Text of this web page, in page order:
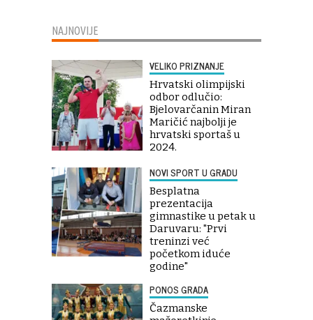
NAJNOVIJE
VELIKO PRIZNANJE
Hrvatski olimpijski
odbor odlučio:
Bjelovarčanin Miran
Maričić najbolji je
hrvatski sportaš u
2024.
NOVI SPORT U GRADU
Besplatna
prezentacija
gimnastike u petak u
Daruvaru: "Prvi
treninzi već
početkom iduće
godine"
PONOS GRADA
Čazmanske